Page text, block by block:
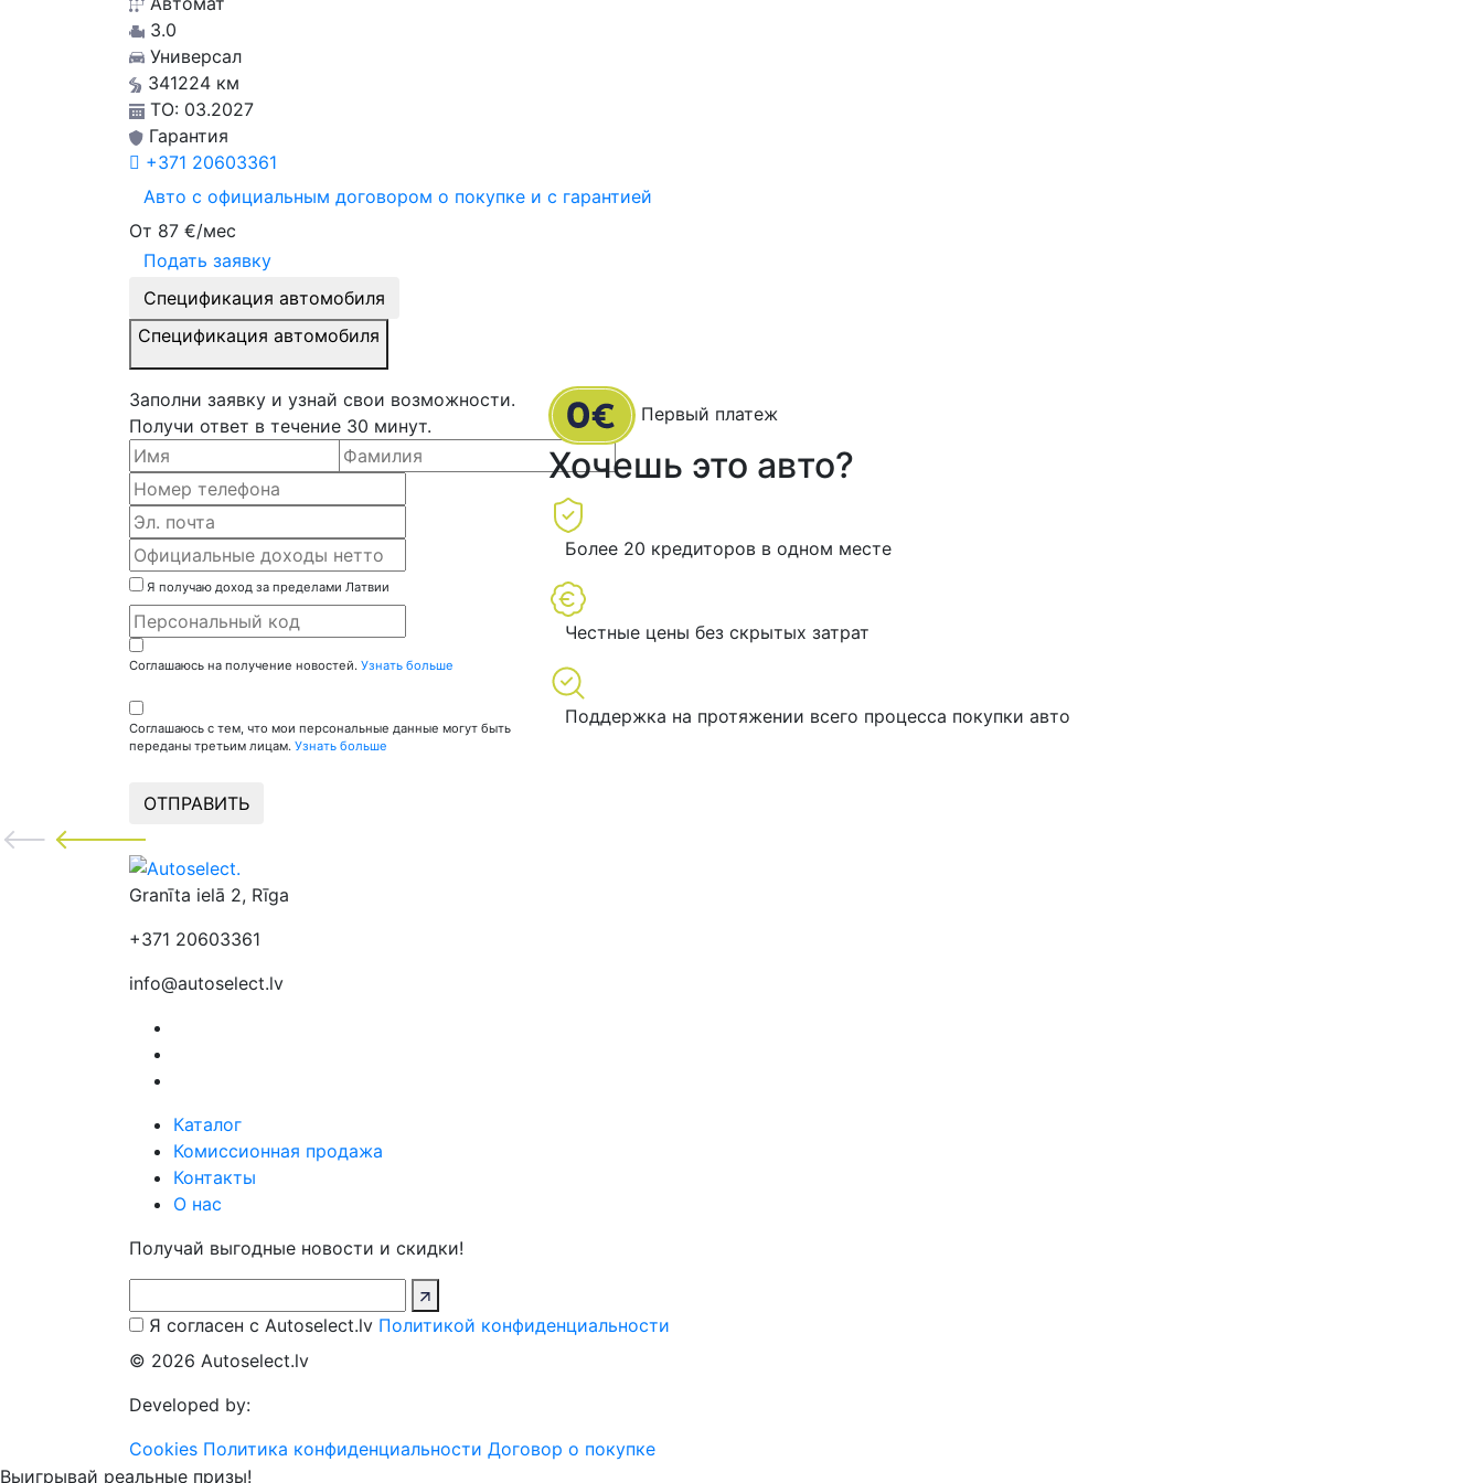
3.0
Универсал
341224 км
ТО: 03.2027
Гарантия
+371 20603361
Авто с официальным договором о покупке и с гарантией
От 87 €/мес
Подать заявку
Спецификация автомобиля
Спецификация автомобиля
Заполни заявку и узнай свои возможности.
Получи ответ в течение 30 минут.
Я получаю доход за пределами Латвии
Соглашаюсь на получение новостей. Узнать больше
Соглашаюсь с тем, что мои персональные данные могут быть
переданы третьим лицам. Узнать больше
ОТПРАВИТЬ
Первый платеж
Хочешь это авто?
Более 20 кредиторов в одном месте
Честные цены без скрытых затрат
Поддержка на протяжении всего процесса покупки авто
Granīta ielā 2, Rīga
+371 20603361
info@autoselect.lv
Каталог
Комиссионная продажа
Контакты
О нас
Получай выгодные новости и скидки!
Я согласен с Autoselect.lv Политикой конфиденциальности
© 2026 Autoselect.lv
Developed by:
Cookies Политика конфиденциальности Договор о покупке
Выигрывай реальные призы!